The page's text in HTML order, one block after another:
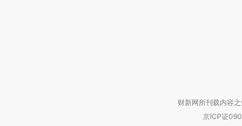
财新网所刊载内容
京ICP证